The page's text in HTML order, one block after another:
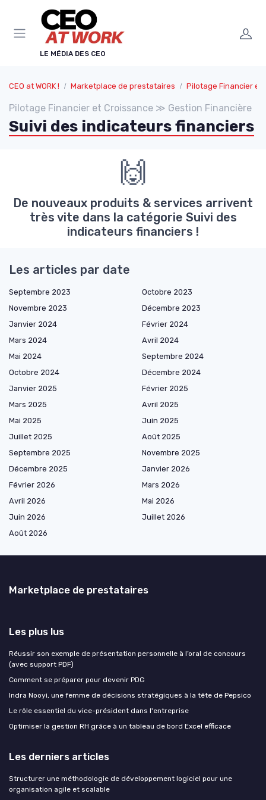
LE MÉDIA DES CEO
CEO at WORK ! Marketplace de prestataires Pilotage Financier et
Pilotage Financier et Croissance ≫ Gestion Financière
Suivi des indicateurs financiers
🙌
De nouveaux produits & services arrivent
très vite dans la catégorie Suivi des
indicateurs financiers !
Les articles par date
Septembre 2023
Octobre 2023
Novembre 2023
Décembre 2023
Janvier 2024
Février 2024
Mars 2024
Avril 2024
Mai 2024
Septembre 2024
Octobre 2024
Décembre 2024
Janvier 2025
Février 2025
Mars 2025
Avril 2025
Mai 2025
Juin 2025
Juillet 2025
Août 2025
Septembre 2025
Novembre 2025
Décembre 2025
Janvier 2026
Février 2026
Mars 2026
Avril 2026
Mai 2026
Juin 2026
Juillet 2026
Août 2026
Marketplace de prestataires
Les plus lus
Réussir son exemple de présentation personnelle à l’oral de concours
(avec support PDF)
Comment se préparer pour devenir PDG
Indra Nooyi, une femme de décisions stratégiques à la tête de Pepsico
Le rôle essentiel du vice-président dans l'entreprise
Optimiser la gestion RH grâce à un tableau de bord Excel efficace
Les derniers articles
Structurer une méthodologie de développement logiciel pour une
organisation agile et scalable
Panneau de gestion des cookies